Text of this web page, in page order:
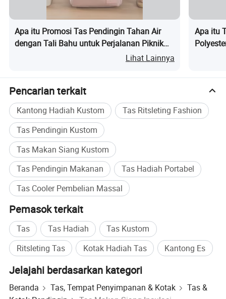
Apa itu Promosi Tas Pendingin Tahan Air
dengan Tali Bahu untuk Perjalanan Piknik
Luar Ruangan Isolasi Setengah Lingkaran
Lihat Lainnya
Apa itu
Pencarian terkait
Kantong Hadiah Kustom
Tas Ritsleting Fashion
Tas Pendingin Kustom
Tas Makan Siang Kustom
Tas Pendingin Makanan
Tas Hadiah Portabel
Tas Cooler Pembelian Massal
Pemasok terkait
Tas Tas Hadiah
Tas Kustom
Ritsleting Tas
Kotak Hadiah Tas Kantong Es
Jelajahi berdasarkan kategori
Beranda Tas, Tempat Penyimpanan & Kotak
Tas &